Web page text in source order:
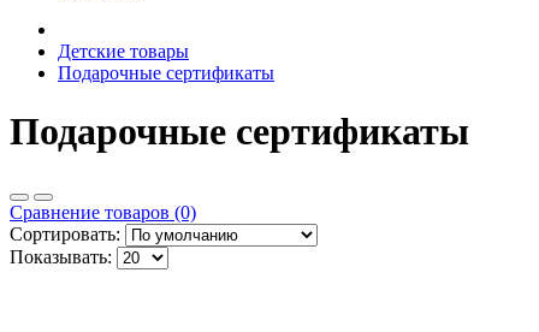
Детские товары
Подарочные сертификаты
Подарочные сертификаты
Сравнение товаров (0)
Сортировать:
Показывать: